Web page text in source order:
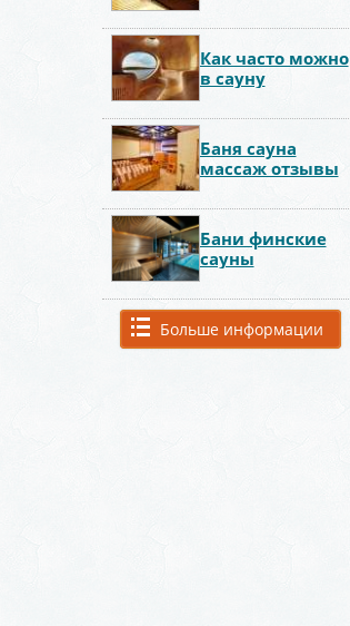
Как часто можно
в сауну
Баня сауна
массаж отзывы
Бани финские
сауны
Больше информации